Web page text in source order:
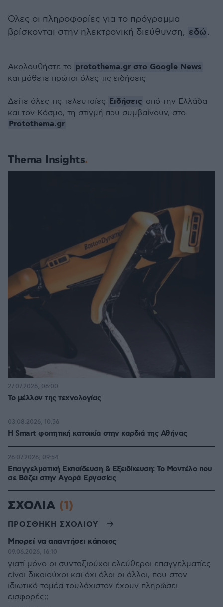
Όλες οι πληροφορίες για το πρόγραμμα
βρίσκονται στην ηλεκτρονική διεύθυνση, εδώ.
Thema Insights
Το μέλλον της τεχνολογίας
27.07.2026, 06:00
Η Smart φοιτητική κατοικία στην καρδιά της Αθήνας
03.08.2026, 10:56
Επαγγελματική Εκπαίδευση & Εξειδίκευση: Το Mοντέλο που
σε Bάζει στην Aγορά Eργασίας
26.07.2026, 09:54
Ακολουθήστε το protothema.gr στο Google News
και μάθετε πρώτοι όλες τις ειδήσεις
Δείτε όλες τις τελευταίες Ειδήσεις από την Ελλάδα
και τον Κόσμο, τη στιγμή που συμβαίνουν, στο
Protothema.gr
ΣΧΟΛΙΑ (1)
ΠΡΟΣΘΗΚΗ ΣΧΟΛΙΟΥ
Μπορεί να απαντήσει κάποιος
09.06.2026, 16:10
γιατί μόνο οι συνταξιούχοι ελεύθεροι επαγγελματίες
είναι δικαιούχοι και όχι όλοι οι άλλοι, που στον
ιδιωτικό τομέα τουλάχιστον έχουν πληρώσει
εισφορές;;